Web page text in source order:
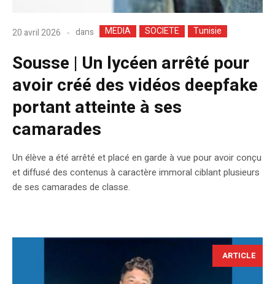
20 avril 2026 dans MEDIA SOCIETE Tunisie
Sousse | Un lycéen arrêté pour
avoir créé des vidéos deepfake
portant atteinte à ses
camarades
Un élève a été arrêté et placé en garde à vue pour avoir conçu
et diffusé des contenus à caractère immoral ciblant plusieurs
de ses camarades de classe.
ARTICLE